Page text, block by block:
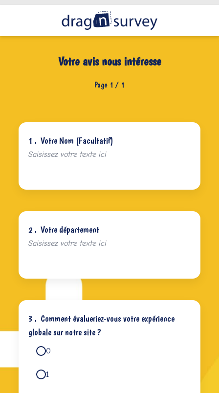
Votre avis nous intéresse
Page 1 / 1
1 . Votre Nom (Facultatif)
2 . Votre département
3 . Comment évalueriez-vous votre expérience
globale sur notre site ?
0
1